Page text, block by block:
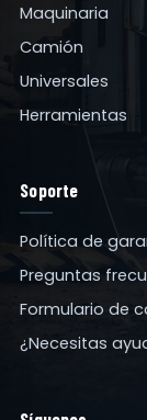
Maquinaria
Camión
Universales
Herramientas
Soporte
Política de
Preguntas
Formulario de
¿Necesitas